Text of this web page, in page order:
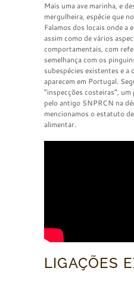
Mais uma ave marinha, e
mergulheira, espécie que
Falamos dos locais onde a
assim como de vários
comportamentais, com
semelhança com os
subespécies existentes e a
aparecem em Portugal.
“inspecções costeiras”,
pelo antigo SNPRCN na
mencionamos o estatuto
alimentar.
LIGAÇÕES